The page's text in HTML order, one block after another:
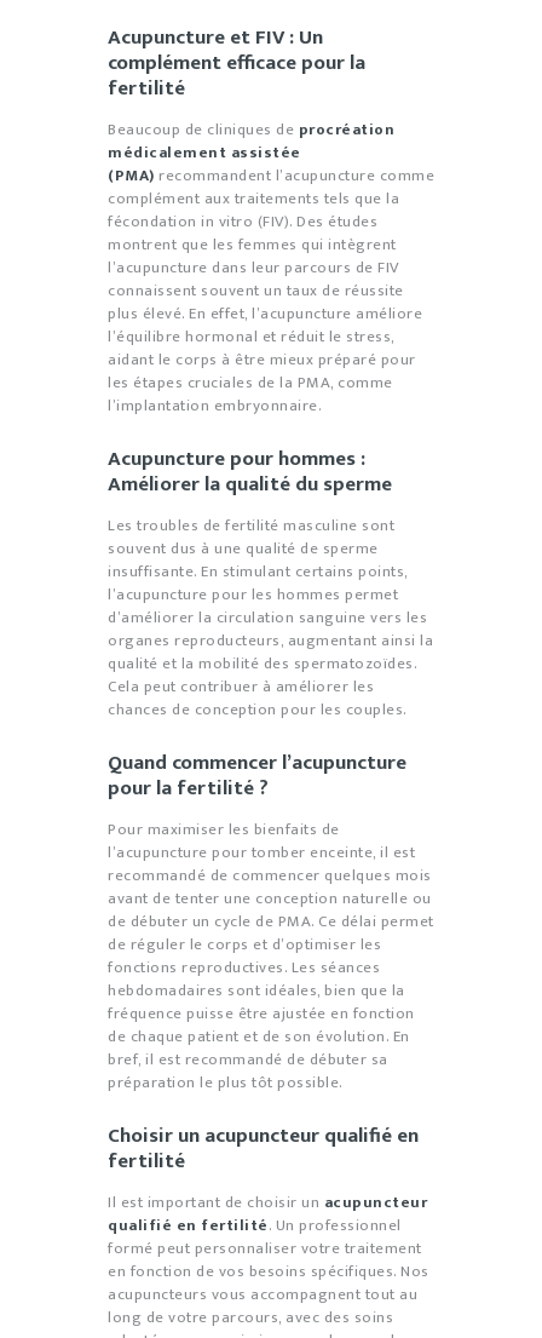
Acupuncture et FIV : Un
complément efficace pour la
fertilité
Beaucoup de cliniques de procréation
médicalement assistée
(PMA) recommandent l’acupuncture comme
complément aux traitements tels que la
fécondation in vitro (FIV). Des études
montrent que les femmes qui intègrent
l’acupuncture dans leur parcours de FIV
connaissent souvent un taux de réussite
plus élevé. En effet, l’acupuncture améliore
l’équilibre hormonal et réduit le stress,
aidant le corps à être mieux préparé pour
les étapes cruciales de la PMA, comme
l’implantation embryonnaire.
Acupuncture pour hommes :
Améliorer la qualité du sperme
Les troubles de fertilité masculine sont
souvent dus à une qualité de sperme
insuffisante. En stimulant certains points,
l’acupuncture pour les hommes permet
d’améliorer la circulation sanguine vers les
organes reproducteurs, augmentant ainsi la
qualité et la mobilité des spermatozoïdes.
Cela peut contribuer à améliorer les
chances de conception pour les couples.
Quand commencer l’acupuncture
pour la fertilité ?
Pour maximiser les bienfaits de
l’acupuncture pour tomber enceinte, il est
recommandé de commencer quelques mois
avant de tenter une conception naturelle ou
de débuter un cycle de PMA. Ce délai permet
de réguler le corps et d’optimiser les
fonctions reproductives. Les séances
hebdomadaires sont idéales, bien que la
fréquence puisse être ajustée en fonction
de chaque patient et de son évolution. En
bref, il est recommandé de débuter sa
préparation le plus tôt possible.
Choisir un acupuncteur qualifié en
fertilité
Il est important de choisir un acupuncteur
qualifié en fertilité. Un professionnel
formé peut personnaliser votre traitement
en fonction de vos besoins spécifiques. Nos
acupuncteurs vous accompagnent tout au
long de votre parcours, avec des soins